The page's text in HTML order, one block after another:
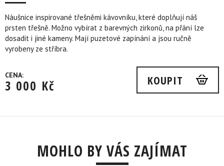
Náušnice inspirované třešněmi kávovníku, které doplňují náš
prsten třešně. Možno vybírat z barevných zirkonů, na přání lze
dosadit i jiné kameny. Mají puzetové zapínání a jsou ručně
vyrobeny ze stříbra.
KOUPIT
CENA:
3 000 Kč
MOHLO BY VÁS ZAJÍMAT